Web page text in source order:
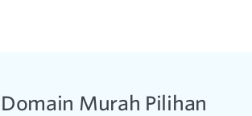
Murah Pilihan